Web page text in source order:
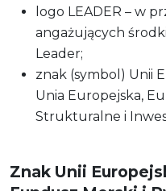
logo LEADER – w
angażujących
Leader;
znak (symbol) Unii
Unia Europejska,
Strukturalne i
Znak Unii